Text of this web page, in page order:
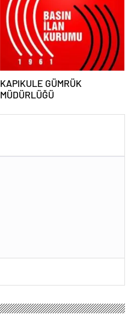
KAPIKULE GÜMRÜK
MÜDÜRLÜĞÜ